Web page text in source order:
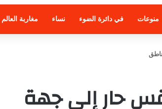
منوعات في دائرة الضوء نساء مغاربة العالم
حار إلى جهة